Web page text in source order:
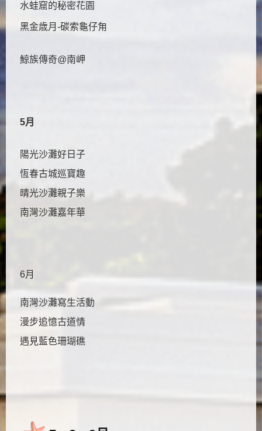
水蛙窟的秘密花園
黑金歳月-碳索龜仔甪
鯨族傳奇@南岬
5月
陽光沙灘好日子
恆春古城巡寶趣
晴光沙灘親子樂
南灣沙灘嘉年華
6月
南灣沙灘寫生活動
漫步追憶古道情
遇見藍色珊瑚礁